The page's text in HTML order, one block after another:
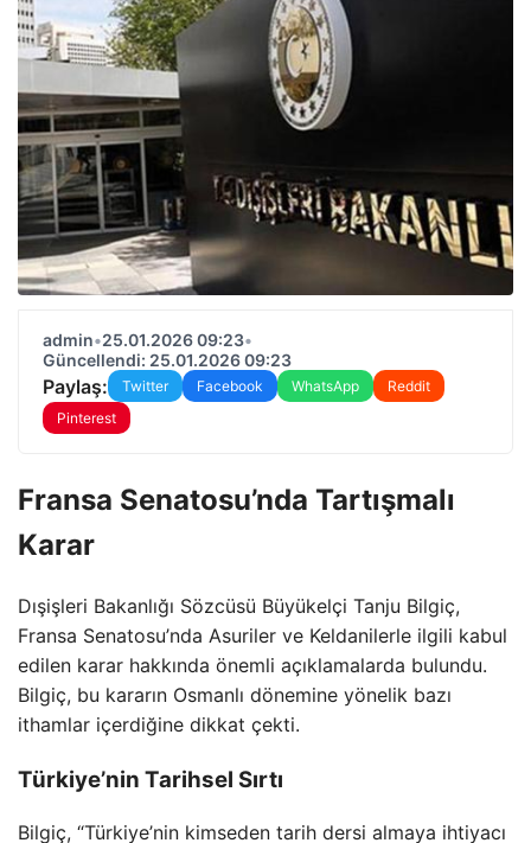
admin•25.01.2026 09:23•
Güncellendi: 25.01.2026 09:23
Paylaş: Twitter Facebook WhatsApp
Reddit
Pinterest
Fransa Senatosu’nda Tartışmalı
Karar
Dışişleri Bakanlığı Sözcüsü Büyükelçi Tanju Bilgiç,
Fransa Senatosu’nda Asuriler ve Keldanilerle ilgili kabul
edilen karar hakkında önemli açıklamalarda bulundu.
Bilgiç, bu kararın Osmanlı dönemine yönelik bazı
ithamlar içerdiğine dikkat çekti.
Türkiye’nin Tarihsel Sırtı
Bilgiç, “Türkiye’nin kimseden tarih dersi almaya ihtiyacı